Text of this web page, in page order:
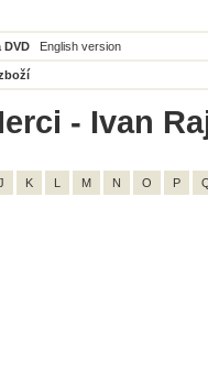
DVD English version
- Ivan
K L M N O P